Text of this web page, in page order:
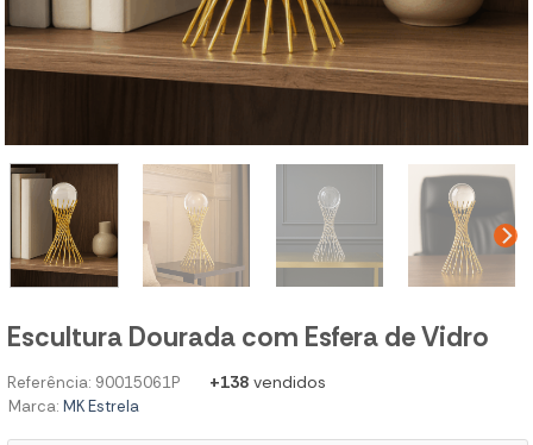
Escultura Dourada com Esfera de Vidro
Referência: 90015061P +138 vendidos
Marca: MK Estrela